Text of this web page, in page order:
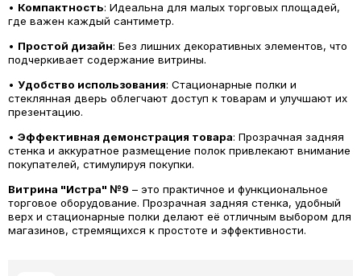
• Компактность: Идеальна для малых торговых площадей,
где важен каждый сантиметр.
• Простой дизайн: Без лишних декоративных элементов, что
подчеркивает содержание витрины.
• Удобство использования: Стационарные полки и
стеклянная дверь облегчают доступ к товарам и улучшают их
презентацию.
• Эффективная демонстрация товара: Прозрачная задняя
стенка и аккуратное размещение полок привлекают внимание
покупателей, стимулируя покупки.
Витрина "Истра" №9 – это практичное и функциональное
торговое оборудование. Прозрачная задняя стенка, удобный
верх и стационарные полки делают её отличным выбором для
магазинов, стремящихся к простоте и эффективности.